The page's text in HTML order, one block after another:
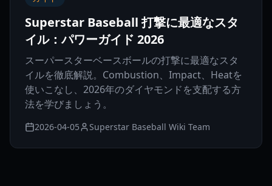
Superstar Baseball 打撃に最適なスタ
イル：パワーガイド 2026
スーパースターベースボールの打撃に最適なスタ
イルを徹底解説。Combustion、Impact、Heatを
使いこなし、2026年のダイヤモンドを支配する方
法を学びましょう。
2026-04-05 Superstar Baseball Wiki Team